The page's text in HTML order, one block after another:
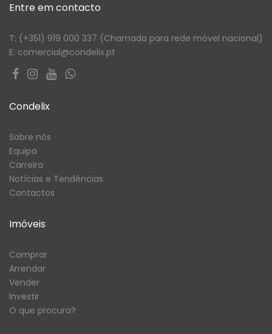
Entre em contacto
T: (+351) 919 000 337 (Chamada para rede móvel nacional)
E: comercial@condelix.pt
Condelix
Sobre nós
Equipa
Carreira
Notícias e Tendências
Contactos
Imóveis
Comprar
Arrendar
Vender
Investir
O que procura?